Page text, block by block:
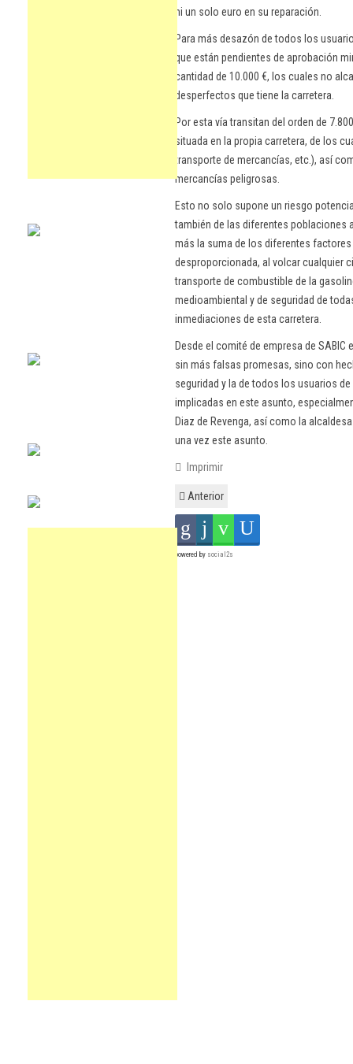
ni un solo euro en su reparación.
Para más desazón de todos los
que están pendientes de aprobación
cantidad de 10.000 €, los cuales no
desperfectos que tiene la carretera.
Por esta vía transitan del orden de
situada en la propia carretera, de los
transporte de mercancías, etc.), así
mercancías peligrosas.
Esto no solo supone un riesgo
también de las diferentes poblaciones
más la suma de los diferentes
desproporcionada, al volcar cualquier
transporte de combustible de la
medioambiental y de seguridad de
inmediaciones de esta carretera.
Desde el comité de empresa de
sin más falsas promesas, sino con
seguridad y la de todos los usuarios
implicadas en este asunto,
Diaz de Revenga, así como la
una vez este asunto.
Imprimir
Anterior
powered by social2s